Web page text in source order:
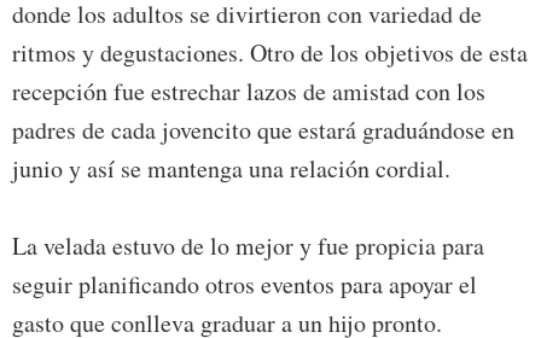
donde los adultos se divirtieron con variedad de
ritmos y degustaciones. Otro de los objetivos de esta
recepción fue estrechar lazos de amistad con los
padres de cada jovencito que estará graduándose en
junio y así se mantenga una relación cordial.
La velada estuvo de lo mejor y fue propicia para
seguir planificando otros eventos para apoyar el
gasto que conlleva graduar a un hijo pronto.